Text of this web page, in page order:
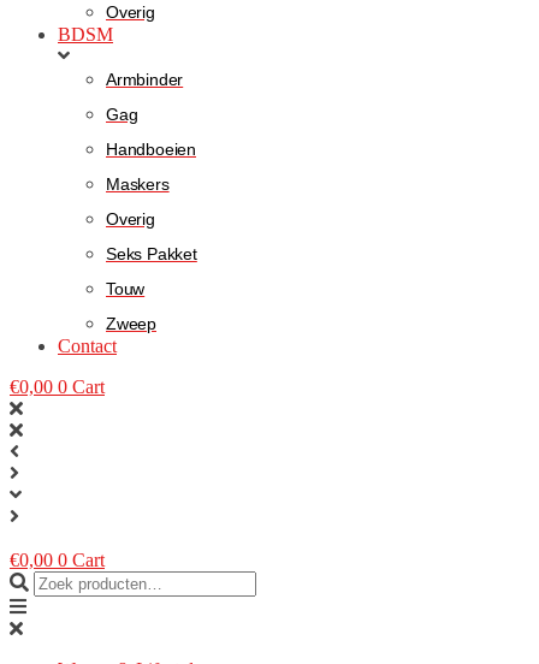
Overig
BDSM
Armbinder
Gag
Handboeien
Maskers
Overig
Seks Pakket
Touw
Zweep
Contact
€0,00 0 Cart
€0,00 0 Cart